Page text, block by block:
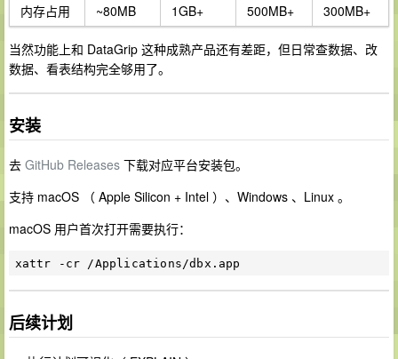
内存占用
~80MB 1GB+ 500MB+ 300MB+
当然功能上和 DataGrip 这种成熟产品还有差距，但日常查数据、改
数据、看表结构完全够用了。
安装
去 GitHub Releases 下载对应平台安装包。
支持 macOS （ Apple Silicon + Intel ）、Windows 、Linux 。
macOS 用户首次打开需要执行：
后续计划